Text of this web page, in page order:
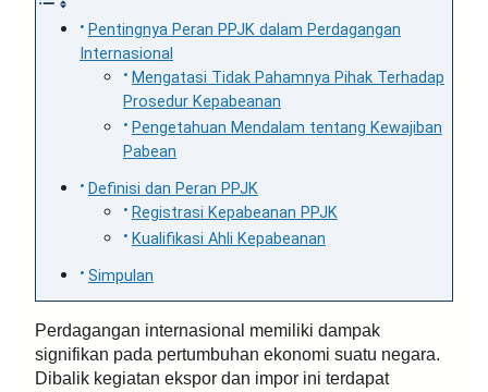
Pentingnya Peran PPJK dalam Perdagangan
Internasional
Mengatasi Tidak Pahamnya Pihak Terhadap
Prosedur Kepabeanan
Pengetahuan Mendalam tentang Kewajiban
Pabean
Definisi dan Peran PPJK
Registrasi Kepabeanan PPJK
Kualifikasi Ahli Kepabeanan
Simpulan
Perdagangan internasional memiliki dampak
signifikan pada pertumbuhan ekonomi suatu negara.
Dibalik kegiatan ekspor dan impor ini terdapat